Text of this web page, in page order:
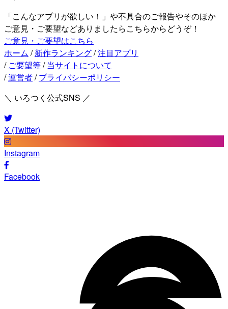
「こんなアプリが欲しい！」や不具合のご報告やそのほか
ご意見・ご要望などありましたらこちらからどうぞ！
ご意見・ご要望はこちら
ホーム / 新作ランキング/注目アプリ
/ ご要望等/ 当サイトについて
/運営者/ プライバシーポリシー
＼ いろつく公式SNS ／
X (Twitter)
Instagram
Facebook